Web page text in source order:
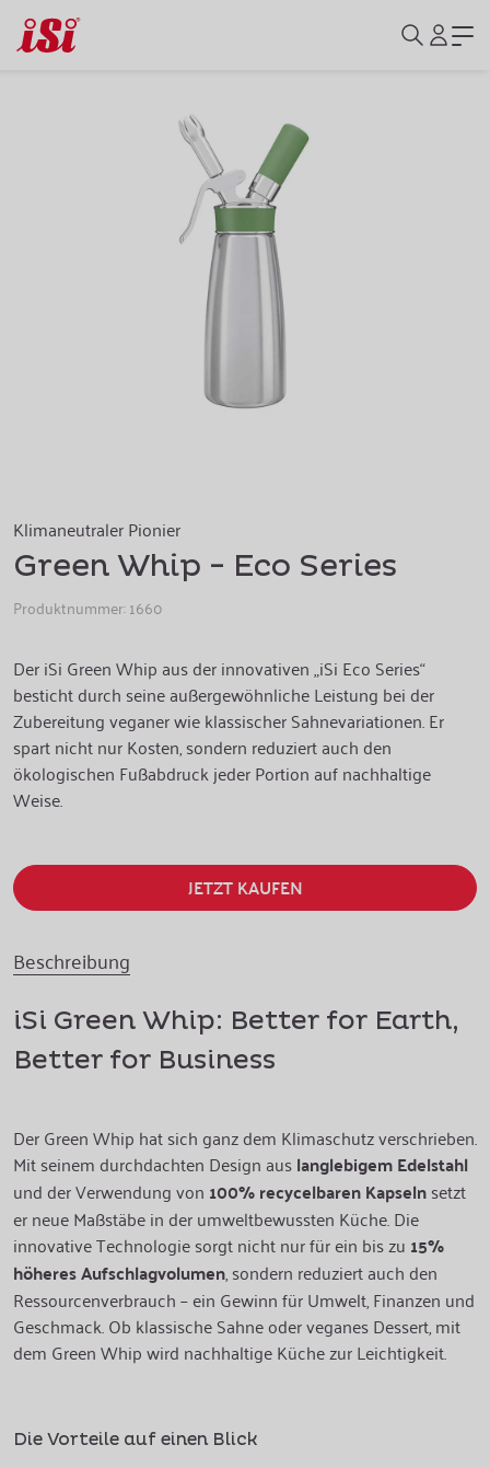
Klimaneutraler Pionier
Green Whip - Eco Series
Produktnummer:1660
Der iSi Green Whip aus der innovativen „iSi Eco Series“
besticht durch seine außergewöhnliche Leistung bei der
Zubereitung veganer wie klassischer Sahnevariationen. Er
spart nicht nur Kosten, sondern reduziert auch den
ökologischen Fußabdruck jeder Portion auf nachhaltige
Weise.
JETZT KAUFEN
Beschreibung
iSi Green Whip: Better for Earth,
Better for Business
Der Green Whip hat sich ganz dem Klimaschutz verschrieben.
Mit seinem durchdachten Design auslanglebigem Edelstahl
und der Verwendung von 100% recycelbaren Kapselnsetzt
er neue Maßstäbe in der umweltbewussten Küche. Die
innovative Technologie sorgt nicht nur für ein bis zu 15%
höheres Aufschlagvolumen, sondern reduziert auch den
Ressourcenverbrauch – ein Gewinn für Umwelt, Finanzen und
Geschmack. Ob klassische Sahne oder veganes Dessert, mit
dem Green Whip wird nachhaltige Küche zur Leichtigkeit.
Die Vorteile auf einen Blick